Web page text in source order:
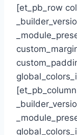
[et_pb_row